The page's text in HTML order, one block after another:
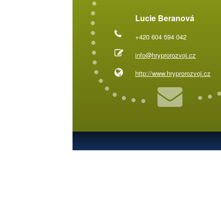
Lucie Beranová
+420 604 594 042
info@hryprorozvoj.cz
http://www.hryprorozvoj.cz